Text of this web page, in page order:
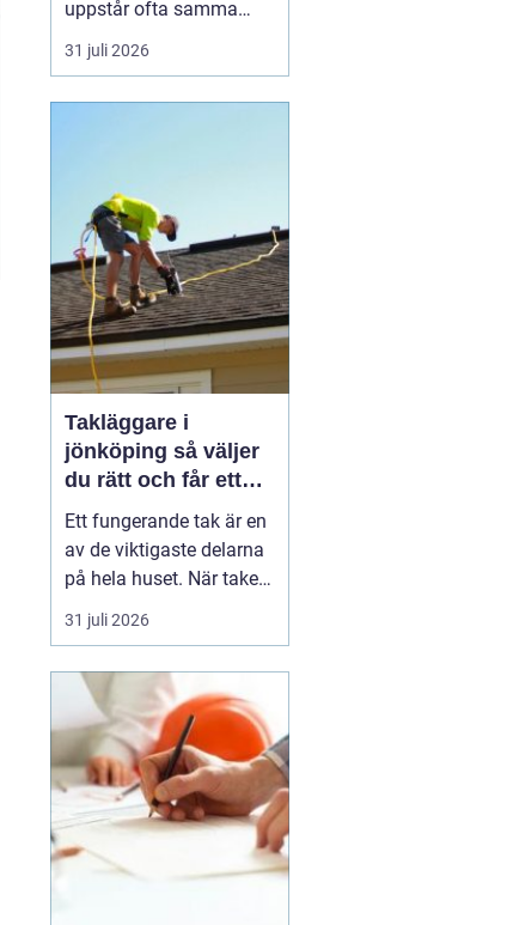
uppstår ofta samma
fråga: är entreprenaden
verkligen utförd så som
ger ett tydligt svar.
Genom en strukturerad
genomgån...
31 juli 2026
Takläggare i
jönköping så väljer
du rätt och får ett
tak som håller
Ett fungerande tak är en
av de viktigaste delarna
på hela huset. När taket
börjar bli slitet påverkar
det både tryggheten,
värdet på huset. Därför
blir valetav takläggare i
Jönköping avg...
31 juli 2026